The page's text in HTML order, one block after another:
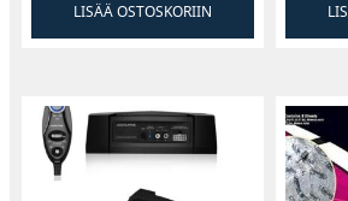
Säädettävä Gain,
Alipäästösuodin
Kestävä ja tyylikäs
Helppo integrointi
äänijärjestelmien kanssa
LISÄÄ OSTOSKORIIN